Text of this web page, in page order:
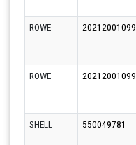
ROWE
20212001099
ROWE 20212001099
SHELL 550049781